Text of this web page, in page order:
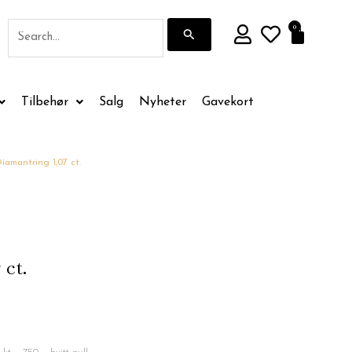
0
Tilbehør Salg Nyheter Gavekort
1,07 ct.
ct.